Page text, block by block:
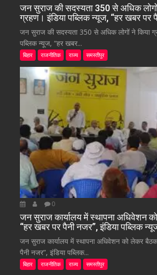
जन सुराज की सदस्यता 350 से अधिक
ग्रहण। इंडिया पब्लिक न्यूज, “हर खबर पर
जन सुराज की सदस्यता 350 से अधिक लोगों ने किया
पब्लिक न्यूज, “हर खबर...
बिहार राजनीतिक राज्य समस्तीपुर
0
जन सुराज कार्यालय में स्थापना अधिवेशन
“हर खबर पर पैनी नजर”, इंडिया पब्लिक
जन सुराज कार्यालय में स्थापना अधिवेशन को लेकर
पैनी नजर”, इंडिया पब्लिक...
बिहार राजनीतिक राज्य समस्तीपुर